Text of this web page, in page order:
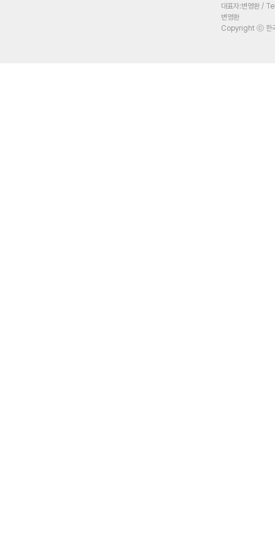
대표자:변영환 /
변영환
Copyright ⓒ 한